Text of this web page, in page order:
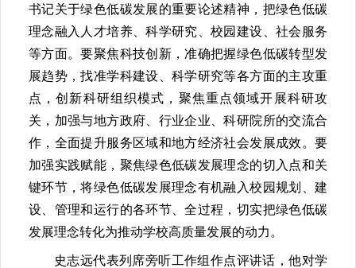
书记关于绿色低碳发展的重要论述精神，把绿色低碳
理念融入人才培养、科学研究、校园建设、社会服务
等方面。要聚焦科技创新，准确把握绿色低碳转型发
展趋势，找准学科建设、科学研究等各方面的主攻重
点，创新科研组织模式，聚焦重点领域开展科研攻
关，加强与地方政府、行业企业、科研院所的交流合
作，全面提升服务区域和地方经济社会发展成效。要
加强实践赋能，聚焦绿色低碳发展理念的切入点和关
键环节，将绿色低碳发展理念有机融入校园规划、建
设、管理和运行的各环节、全过程，切实把绿色低碳
发展理念转化为推动学校高质量发展的动力。
史志远代表列席旁听工作组作点评讲话，他对学